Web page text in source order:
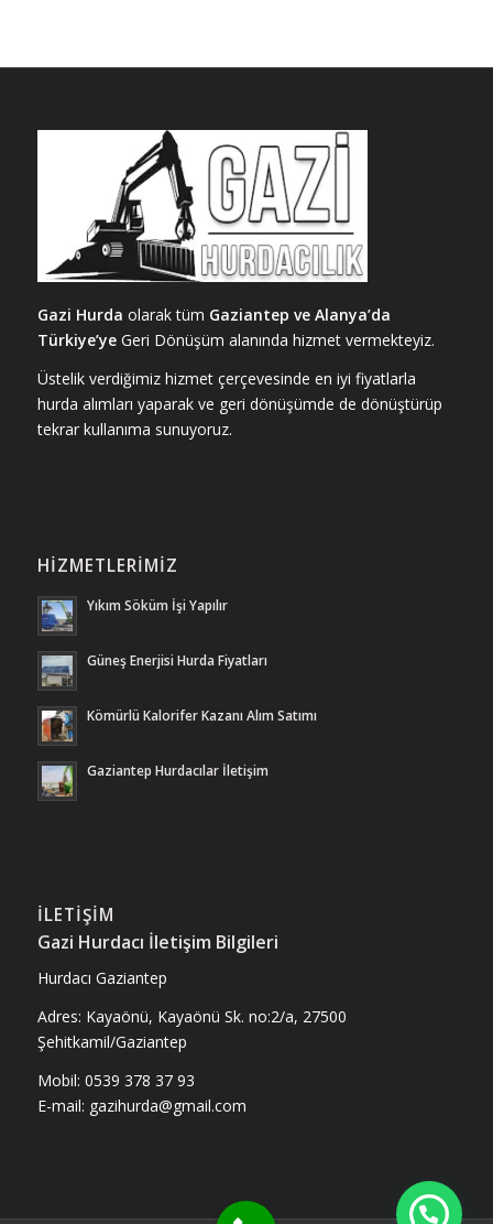
Gazi Hurda olarak tüm Gaziantep ve Alanya’da
Türkiye’yeGeri Dönüşüm alanında hizmet vermekteyiz.
Üstelik verdiğimiz hizmet çerçevesinde en iyi fiyatlarla
hurda alımları yaparak ve geri dönüşümde de dönüştürüp
tekrar kullanıma sunuyoruz.
HIZMETLERIMIZ
Yıkım Söküm İşi Yapılır
Güneş Enerjisi Hurda Fiyatları
Kömürlü Kalorifer Kazanı Alım Satımı
Gaziantep Hurdacılar İletişim
İLETIŞIM
Gazi Hurdacı İletişim Bilgileri
Hurdacı Gaziantep
Adres: Kayaönü, Kayaönü Sk. no:2/a, 27500
Şehitkamil/Gaziantep
Mobil: 0539 378 37 93
E-mail: gazihurda@gmail.com